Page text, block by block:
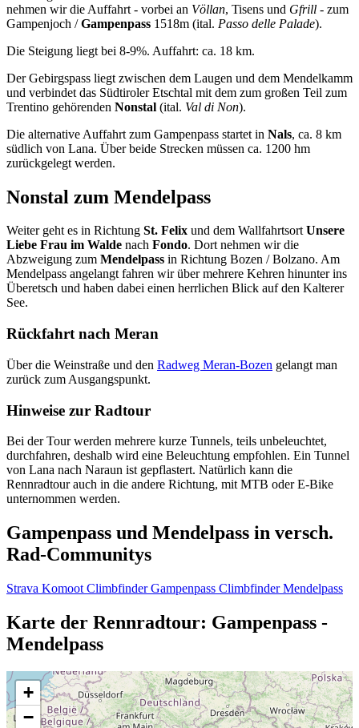
nehmen wir die Auffahrt - vorbei an Völlan, Tisens und Gfrill - zum
Gampenjoch /Gampenpass 1518m (ital. Passo delle Palade).
Die Steigung liegt bei 8-9%. Auffahrt: ca. 18 km.
Der Gebirgspass liegt zwischen dem Laugen und dem Mendelkamm
und verbindet das Südtiroler Etschtal mit dem zum großen Teil zum
Trentino gehörenden Nonstal (ital. Val di Non).
Die alternative Auffahrt zum Gampenpass startet in Nals, ca. 8 km
südlich von Lana. Über beide Strecken müssen ca. 1200 hm
zurückgelegt werden.
Nonstal zum Mendelpass
Weiter geht es in Richtung St. Felix und dem WallfahrtsortUnsere
Liebe Frau im Walde nach Fondo. Dort nehmen wir die
Abzweigung zum Mendelpass in Richtung Bozen / Bolzano. Am
Mendelpass angelangt fahren wir über mehrere Kehren hinunter ins
Überetsch und haben dabei einen herrlichen Blick auf den Kalterer
See.
Rückfahrt nach Meran
Über die Weinstraße und den Radweg Meran-Bozen gelangt man
zurück zum Ausgangspunkt.
Hinweise zur Radtour
Bei der Tour werden mehrere kurze Tunnels, teils unbeleuchtet,
durchfahren, deshalb wird eine Beleuchtung empfohlen. Ein Tunnel
von Lana nach Naraun ist gepflastert. Natürlich kann die
Rennradtour auch in die andere Richtung, mit MTB oder E-Bike
unternommen werden.
Gampenpass und Mendelpass in versch.
Rad-Communitys
Strava Komoot Climbfinder Gampenpass Climbfinder Mendelpass
Karte der Rennradtour: Gampenpass -
Mendelpass
+
−